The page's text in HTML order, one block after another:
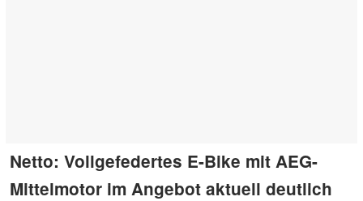
Netto: Vollgefedertes E-Bike mit AEG-
Mittelmotor im Angebot aktuell deutlich